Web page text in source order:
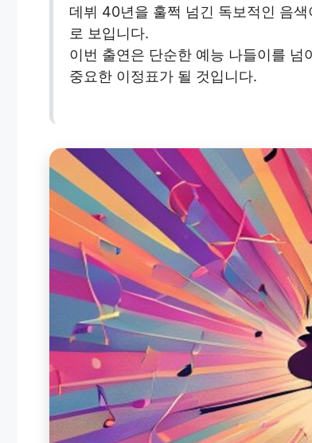
데뷔 40년을 훌쩍 넘긴 독보적인 음
로 보입니다.
이번 출연은 단순한 예능 나들이를
중요한 이정표가 될 것입니다.